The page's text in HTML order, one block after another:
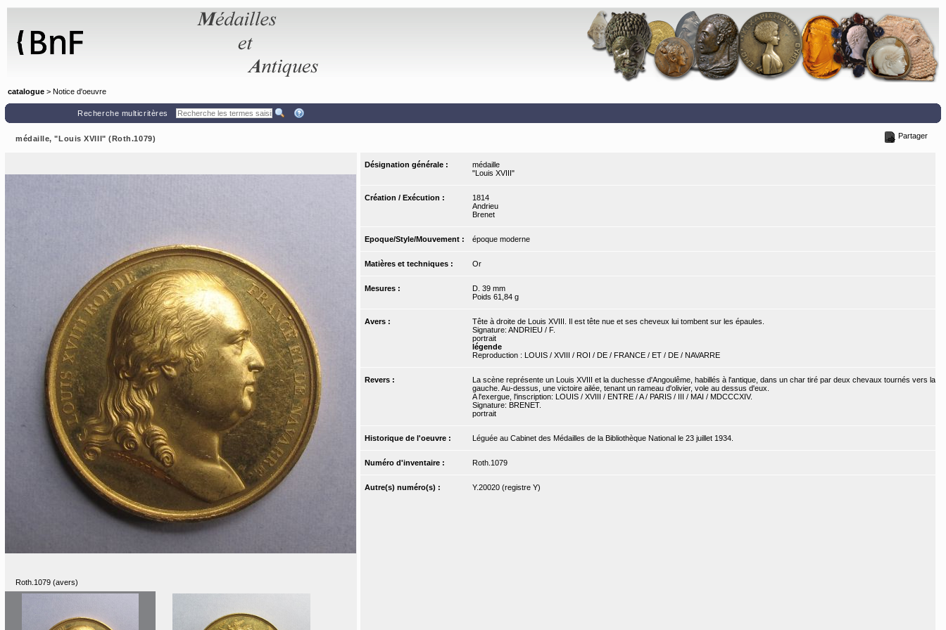
catalogue > Notice d'oeuvre
Recherche multicritères
médaille, "Louis XVIII" (Roth.1079) Partager
Roth.1079 (avers)
Désignation générale :
médaille
"Louis XVIII"
Création / Exécution :
1814
Andrieu
Brenet
Epoque/Style/Mouvement : époque moderne
Matières et techniques : Or
Mesures :
D. 39 mm
Poids 61,84 g
Avers :
Tête à droite de Louis XVIII. Il est tête nue et ses cheveux lui tombent sur les épaules.
Signature: ANDRIEU / F.
portrait
légende
Reproduction : LOUIS / XVIII / ROI / DE / FRANCE / ET / DE / NAVARRE
Revers :
La scène représente un Louis XVIII et la duchesse d'Angoulême, habillés à l'antique, dans un char tiré par deux chevaux tournés vers la
gauche. Au-dessus, une victoire ailée, tenant un rameau d'olivier, vole au dessus d'eux.
A l'exergue, l'inscription: LOUIS / XVIII / ENTRE / A / PARIS / III / MAI / MDCCCXIV.
Signature: BRENET.
portrait
Historique de l'oeuvre : Léguée au Cabinet des Médailles de la Bibliothèque National le 23 juillet 1934.
Numéro d'inventaire : Roth.1079
Autre(s) numéro(s) : Y.20020 (registre Y)